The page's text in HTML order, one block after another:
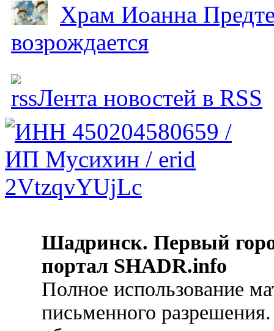
Храм Иоанна
возрождается
Лента новостей в RSS
Шадринск. Первый
портал SHADR.info
Полное использование
письменного